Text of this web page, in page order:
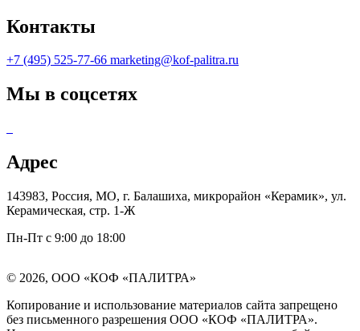
Контакты
+7 (495) 525-77-66 marketing@kof-palitra.ru
Мы в соцсетях
Адрес
143983, Россия, МО, г. Балашиха, микрорайон «Керамик», ул.
Керамическая, стр. 1-Ж
Пн-Пт с 9:00 до 18:00
© 2026, ООО «КОФ «ПАЛИТРА»
Копирование и использование материалов сайта запрещено
без письменного разрешения ООО «КОФ «ПАЛИТРА».